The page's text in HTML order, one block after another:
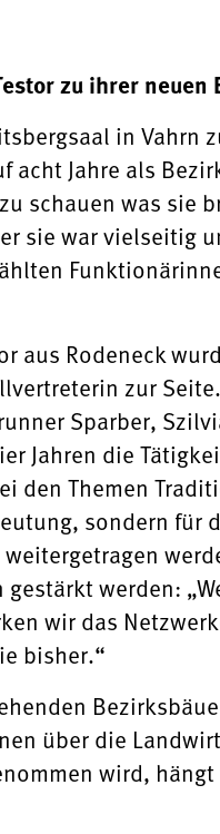
zu ihrer neuen
in Vahrn
acht Jahre als
schauen was sie
sie war vielseitig
aus Rodeneck
zur
Sparber,
Jahren die
den Themen
sondern für
werden:
wir das
bisher.“
über die
wird,